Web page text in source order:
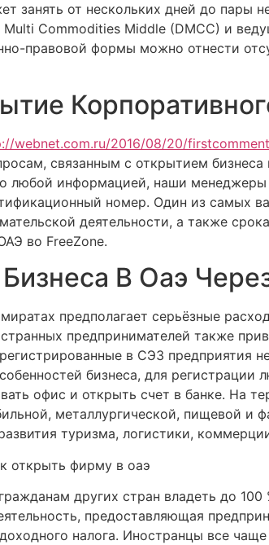
занять от нескольких дней до пары
Commodities Middle (DMCC) и
правовой формы можно отнести
webnet.com.ru/2016/08/20/
связанным с открытием
любой информацией, наши
номер. Один из
деятельности, а также
во FreeZone.
В Оаэ
предполагает серьёзные
предпринимателей также
в СЭЗ
бизнеса, для
офис и открыть счет в банке. На
металлургической, пищевой
туризма, логистики,
других стран владеть до
предоставляющая
налога. Иностранцы все